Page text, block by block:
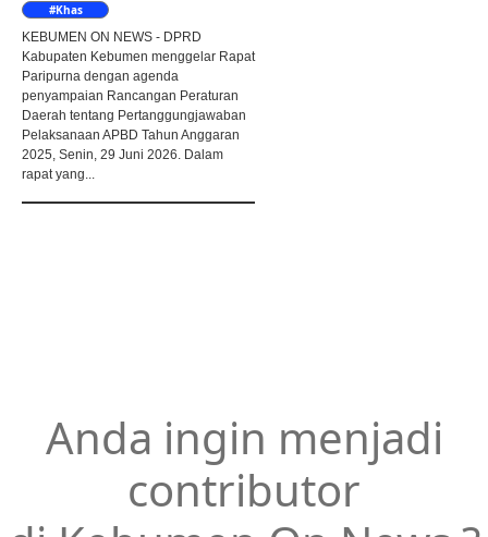
#Khas
KEBUMEN ON NEWS - DPRD
Kabupaten Kebumen menggelar Rapat
Paripurna dengan agenda
penyampaian Rancangan Peraturan
Daerah tentang Pertanggungjawaban
Pelaksanaan APBD Tahun Anggaran
2025, Senin, 29 Juni 2026. Dalam
rapat yang...
Anda ingin menjadi
contributor